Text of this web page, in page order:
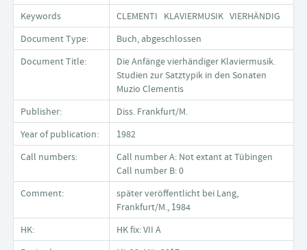
Keywords
CLEMENTI KLAVIERMUSIK VIERHÄNDIG
Document Type:
Buch, abgeschlossen
Document Title:
Die Anfänge vierhändiger Klaviermusik.
Studien zur Satztypik in den Sonaten
Muzio Clementis
Publisher:
Diss. Frankfurt/M.
Year of publication:
1982
Call numbers:
Call number A: Not extant at Tübingen
Call number B: 0
Comment:
später veröffentlicht bei Lang,
Frankfurt/M., 1984
HK:
HK fix: VII A